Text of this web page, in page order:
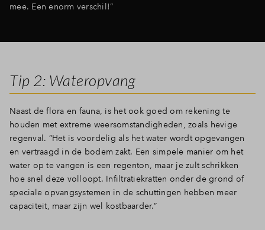
mee. Een enorm verschil!”
Tip 2: Wateropvang
Naast de flora en fauna, is het ook goed om rekening te
houden met extreme weersomstandigheden, zoals hevige
regenval. “Het is voordelig als het water wordt opgevangen
en vertraagd in de bodem zakt. Een simpele manier om het
water op te vangen is een regenton, maar je zult schrikken
hoe snel deze volloopt. Infiltratiekratten onder de grond of
speciale opvangsystemen in de schuttingen hebben meer
capaciteit, maar zijn wel kostbaarder.”